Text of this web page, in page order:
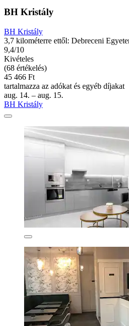
BH Kristály
BH Kristály
3,7 kilométerre ettől: Debreceni
9,4/10
Kivételes
(68 értékelés)
45 466 Ft
tartalmazza az adókat és egyéb díjakat
aug. 14. – aug. 15.
BH Kristály